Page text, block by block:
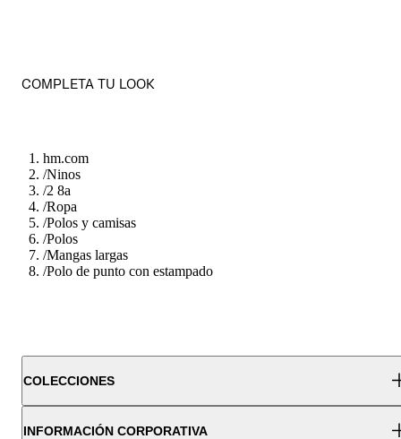
COMPLETA TU LOOK
hm.com
/Ninos
/2 8a
/Ropa
/Polos y camisas
/Polos
/Mangas largas
/Polo de punto con estampado
COLECCIONES
INFORMACIÓN CORPORATIVA